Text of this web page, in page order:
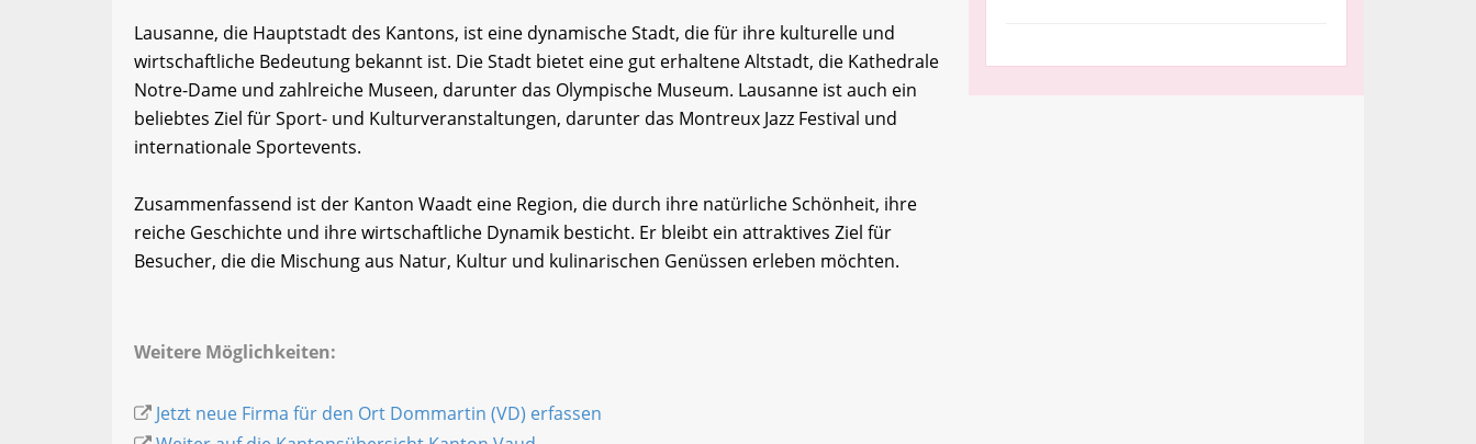
Lausanne, die Hauptstadt des Kantons, ist eine dynamische Stadt, die für ihre kulturelle und
wirtschaftliche Bedeutung bekannt ist. Die Stadt bietet eine gut erhaltene Altstadt, die Kathedrale
Notre-Dame und zahlreiche Museen, darunter das Olympische Museum. Lausanne ist auch ein
beliebtes Ziel für Sport- und Kulturveranstaltungen, darunter das Montreux Jazz Festival und
internationale Sportevents.
Zusammenfassend ist der Kanton Waadt eine Region, die durch ihre natürliche Schönheit, ihre
reiche Geschichte und ihre wirtschaftliche Dynamik besticht. Er bleibt ein attraktives Ziel für
Besucher, die die Mischung aus Natur, Kultur und kulinarischen Genüssen erleben möchten.
Weitere Möglichkeiten:
Jetzt neue Firma für den Ort Dommartin (VD) erfassen